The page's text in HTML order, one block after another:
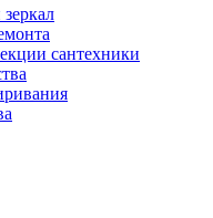
сантехники